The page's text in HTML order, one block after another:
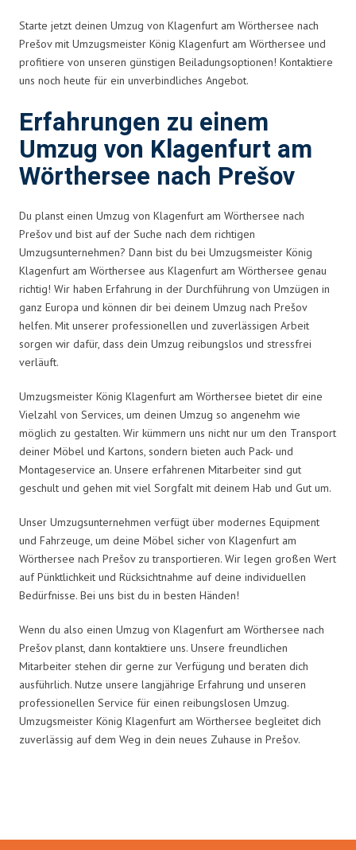
Starte jetzt deinen Umzug von Klagenfurt am Wörthersee nach
Prešov mit Umzugsmeister König Klagenfurt am Wörthersee und
profitiere von unseren günstigen Beiladungsoptionen! Kontaktiere
uns noch heute für ein unverbindliches Angebot.
Erfahrungen zu einem
Umzug von Klagenfurt am
Wörthersee nach Prešov
Du planst einen Umzug von Klagenfurt am Wörthersee nach
Prešov und bist auf der Suche nach dem richtigen
Umzugsunternehmen? Dann bist du bei Umzugsmeister König
Klagenfurt am Wörthersee aus Klagenfurt am Wörthersee genau
richtig! Wir haben Erfahrung in der Durchführung von Umzügen in
ganz Europa und können dir bei deinem Umzug nach Prešov
helfen. Mit unserer professionellen und zuverlässigen Arbeit
sorgen wir dafür, dass dein Umzug reibungslos und stressfrei
verläuft.
Umzugsmeister König Klagenfurt am Wörthersee bietet dir eine
Vielzahl von Services, um deinen Umzug so angenehm wie
möglich zu gestalten. Wir kümmern uns nicht nur um den Transport
deiner Möbel und Kartons, sondern bieten auch Pack- und
Montageservice an. Unsere erfahrenen Mitarbeiter sind gut
geschult und gehen mit viel Sorgfalt mit deinem Hab und Gut um.
Unser Umzugsunternehmen verfügt über modernes Equipment
und Fahrzeuge, um deine Möbel sicher von Klagenfurt am
Wörthersee nach Prešov zu transportieren. Wir legen großen Wert
auf Pünktlichkeit und Rücksichtnahme auf deine individuellen
Bedürfnisse. Bei uns bist du in besten Händen!
Wenn du also einen Umzug von Klagenfurt am Wörthersee nach
Prešov planst, dann kontaktiere uns. Unsere freundlichen
Mitarbeiter stehen dir gerne zur Verfügung und beraten dich
ausführlich. Nutze unsere langjährige Erfahrung und unseren
professionellen Service für einen reibungslosen Umzug.
Umzugsmeister König Klagenfurt am Wörthersee begleitet dich
zuverlässig auf dem Weg in dein neues Zuhause in Prešov.